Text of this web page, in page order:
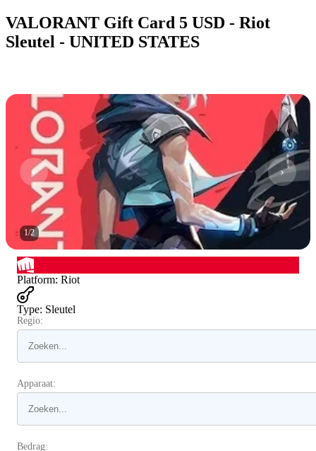
VALORANT Gift Card 5 USD - Riot
Sleutel - UNITED STATES
1/2
Platform: Riot
Type: Sleutel
Regio:
Apparaat:
Bedrag: